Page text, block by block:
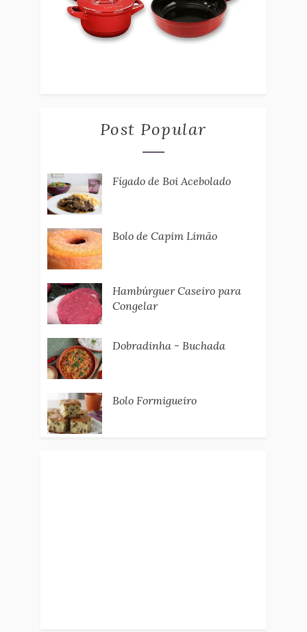
Post Popular
Fígado de Boi Acebolado
Bolo de Capim Limão
Hambúrguer Caseiro para
Congelar
Dobradinha - Buchada
Bolo Formigueiro